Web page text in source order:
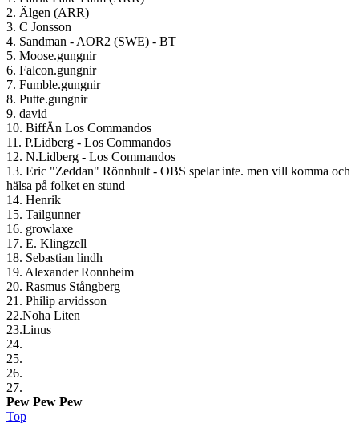
2. Älgen (ARR)
3. C Jonsson
4. Sandman - AOR2 (SWE) - BT
5. Moose.gungnir
6. Falcon.gungnir
7. Fumble.gungnir
8. Putte.gungnir
9. david
10. BiffÄn Los Commandos
11. P.Lidberg - Los Commandos
12. N.Lidberg - Los Commandos
13. Eric "Zeddan" Rönnhult - OBS spelar inte. men vill komma och
hälsa på folket en stund
14. Henrik
15. Tailgunner
16. growlaxe
17. E. Klingzell
18. Sebastian lindh
19. Alexander Ronnheim
20. Rasmus Stångberg
21. Philip arvidsson
22.Noha Liten
23.Linus
24.
25.
26.
27.
Pew Pew Pew
Top